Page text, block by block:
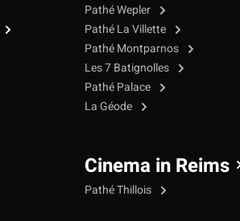
Pathé Wepler
Pathé La Villette
Pathé Montparnos
Les 7 Batignolles
Pathé Palace
La Géode
Cinema in Reims
Pathé Thillois